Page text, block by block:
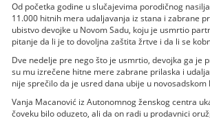
Od početka godine u slučajevima porodičnog
11.000 hitnih mera udaljavanja iz stana i zabrane
ubistvo devojke u Novom Sadu, koju je usmrtio
pitanje da li je to dovoljna zaštita žrtve i da li se
Dve nedelje pre nego što je usmrtio, devojka ga je
su mu izrečene hitne mere zabrane prilaska i
nije sprečilo da je usred dana ubije u
Vanja Macanović iz Autonomnog ženskog centra
čoveku bilo oduzeto, ali da on radi u prodavnici